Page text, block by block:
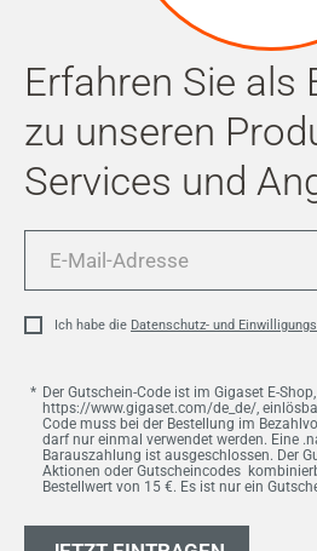
Erfahren Sie als
zu unseren
Services und
Mail-
Ich habe die Datenschutz- und
Der Gutschein-Code ist im Gigaset E-Shop,
https://www.gigaset.com/de_de/,
Code muss bei der Bestellung im
darf nur einmal verwendet werden. Eine
Barauszahlung ist ausgeschlossen. Der
Aktionen oder Gutscheincodes
Bestellwert von 15 €. Es ist nur ein